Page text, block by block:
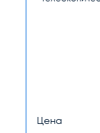
Цена